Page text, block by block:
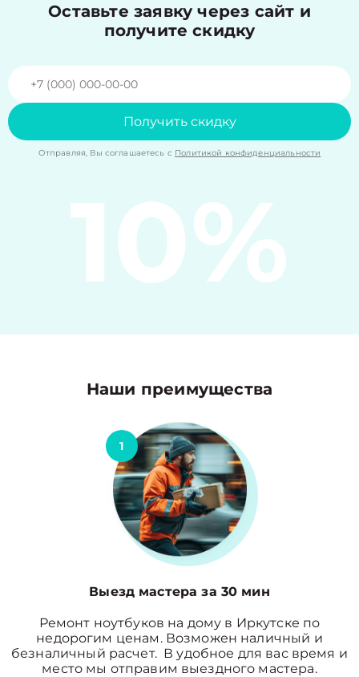
Оставьте заявку через сайт и
получите скидку
Получить скидку
Отправляя, Вы соглашаетесь с Политикой конфиденциальности
10%
Наши преимущества
1
Выезд мастера за 30 мин
Ремонт ноутбуков на дому в Иркутске по
недорогим ценам. Возможен наличный и
безналичный расчет. В удобное для вас время и
место мы отправим выездного мастера.